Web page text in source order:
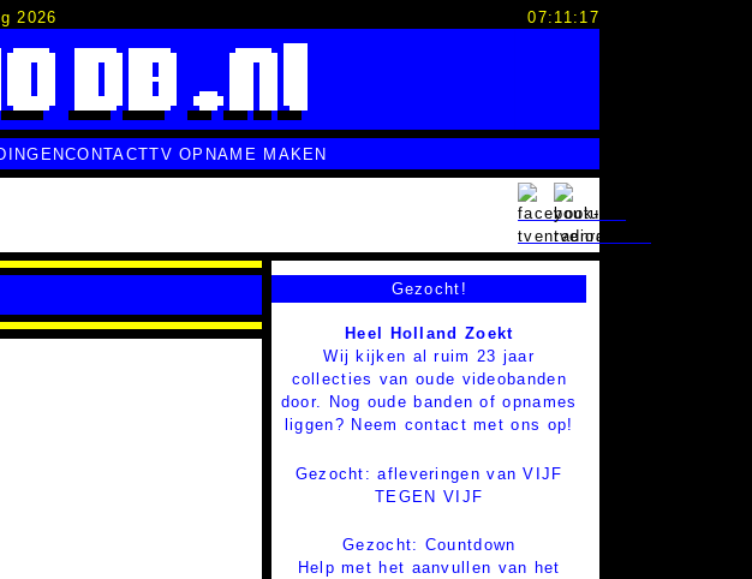
2026 07:11:18
CONTACTTV OPNAME MAKEN
Gezocht!
Heel Holland Zoekt
Wij kijken al ruim 23 jaar
collecties van oude videobanden
door. Nog oude banden of opnames
liggen? Neem contact met ons op!
Gezocht: afleveringen van VIJF
TEGEN VIJF
Gezocht: Countdown
Help met het aanvullen van het